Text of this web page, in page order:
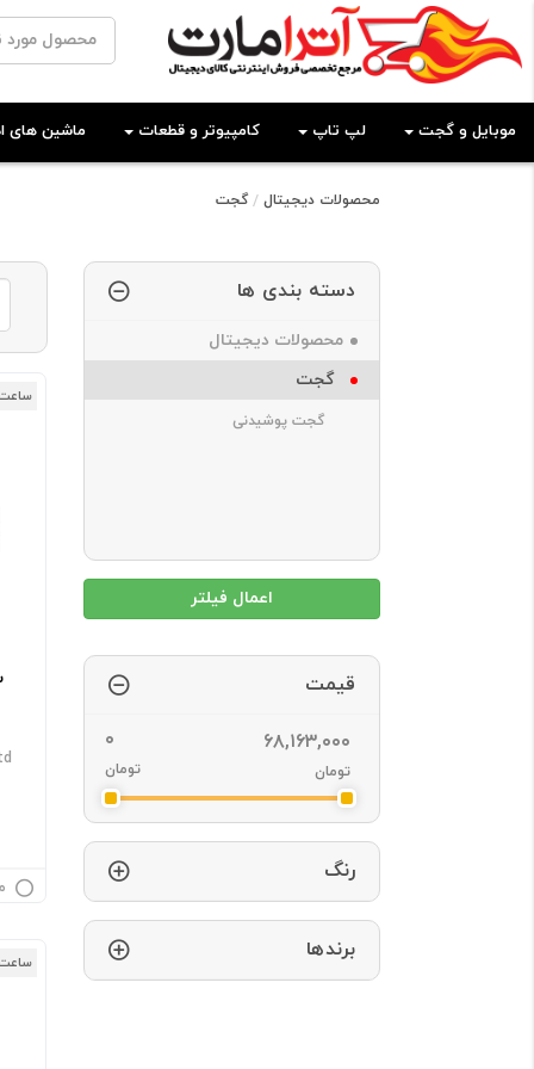
موبایل و گجت لپ تاپ کامپیوتر و قطعات ماشین های
محصولات دیجیتال گجت
دسته بندی ها
محصولات دیجیتال
گجت
گجت پوشیدنی
قیمت
تومان تومان
رنگ
برندها